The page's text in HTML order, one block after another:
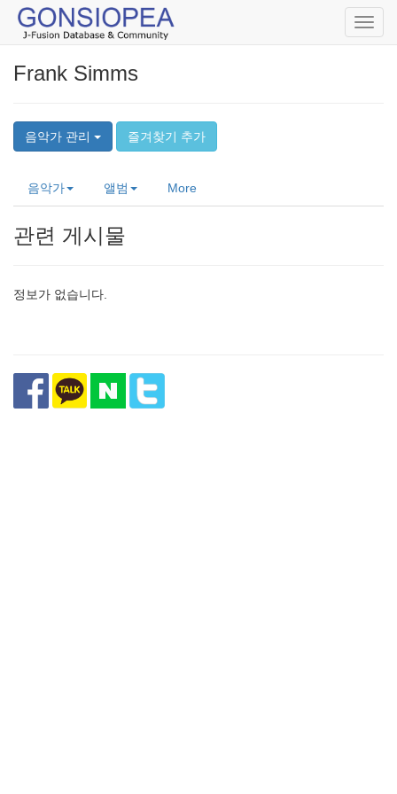
Frank Simms
음악가 관리 즐겨찾기 추가
음악가 앨범 More
관련 게시물
정보가 없습니다.